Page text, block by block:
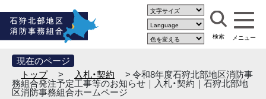
現在のページ
トップ
> 入札・契約 > 令和8年度石狩北部地区消防事
務組合発注予定工事等のお知らせ｜入札・契約｜石狩北部地
区消防事務組合ホームページ